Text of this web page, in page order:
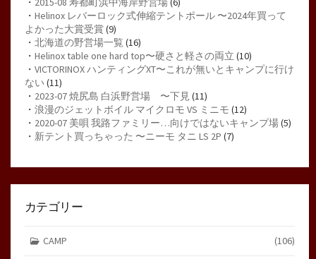
・ Helinox レバーロック式伸縮テントポール 〜2024年買って
よかった大賞受賞(9)
・ 北海道の野営場一覧 (16)
・ Helinox table one hard top〜硬さと軽さの両立 (10)
・ VICTORINOX ハンティングXT〜これが無いとキャンプに行け
ない (11)
・ 2023-07 焼尻島 白浜野営場 〜下見 (11)
・ 浪漫のジェットボイル マイクロモ VS ミニモ (12)
・ 2020-07 美唄 我路ファミリー…向けではないキャンプ場(5)
・ 新テント買っちゃった 〜ニーモ タニ LS 2P (7)
カテゴリー
CAMP (106)